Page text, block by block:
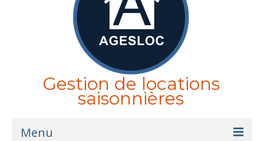
Gestion de locations
saisonnières
Menu